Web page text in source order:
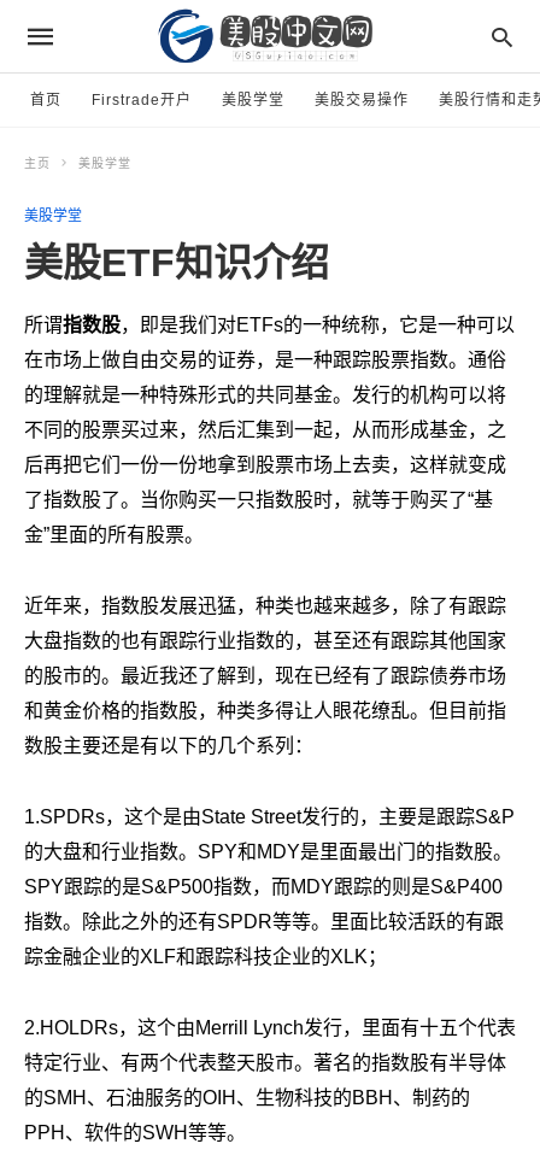
首页 Firstrade开户 美股学堂 美股交易操作 美股行情和走
主页 美股学堂
美股学堂
美股ETF知识介绍
所谓指数股，即是我们对ETFs的一种统称，它是一种可以
在市场上做自由交易的证券，是一种跟踪股票指数。通俗
的理解就是一种特殊形式的共同基金。发行的机构可以将
不同的股票买过来，然后汇集到一起，从而形成基金，之
后再把它们一份一份地拿到股票市场上去卖，这样就变成
了指数股了。当你购买一只指数股时，就等于购买了“基
金”里面的所有股票。
近年来，指数股发展迅猛，种类也越来越多，除了有跟踪
大盘指数的也有跟踪行业指数的，甚至还有跟踪其他国家
的股市的。最近我还了解到，现在已经有了跟踪债券市场
和黄金价格的指数股，种类多得让人眼花缭乱。但目前指
数股主要还是有以下的几个系列：
1.SPDRs，这个是由State Street发行的，主要是跟踪S&P
的大盘和行业指数。SPY和MDY是里面最出门的指数股。
SPY跟踪的是S&P500指数，而MDY跟踪的则是S&P400
指数。除此之外的还有SPDR等等。里面比较活跃的有跟
踪金融企业的XLF和跟踪科技企业的XLK；
2.HOLDRs，这个由Merrill Lynch发行，里面有十五个代表
特定行业、有两个代表整天股市。著名的指数股有半导体
的SMH、石油服务的OIH、生物科技的BBH、制药的
PPH、软件的SWH等等。